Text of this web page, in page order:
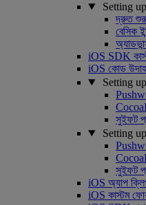
Setting
দ্রুত
বেসিক
iOS SDK
iOS কোড
Setting
সুইফট
Setting
সুইফট
iOS অ্যাপ
iOS কাস্টম